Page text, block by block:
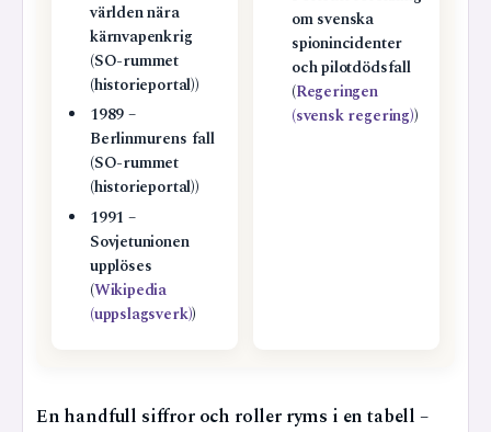
världen nära
kärnvapenkrig
(SO-rummet
(historieportal))
1989 –
Berlinmurens fall
(SO-rummet
(historieportal))
1991 –
Sovjetunionen
upplöses
(Wikipedia
(uppslagsverk))
om svenska
spionincidenter
och pilotdödsfall
(Regeringen
(svensk regering))
En handfull siffror och roller ryms i en tabell –